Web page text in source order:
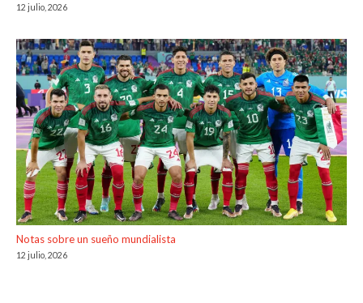
12 julio, 2026
Notas sobre un sueño mundialista
12 julio, 2026